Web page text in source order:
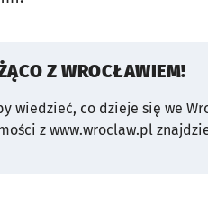
Z WROCŁAWIEM!
wiedzieć, co dzieje się we
z www.wroclaw.pl